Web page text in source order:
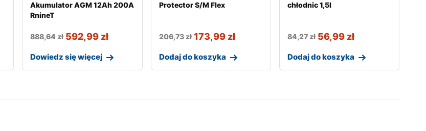
Akumulator AGM 12Ah 200A
RnineT
888,64zł 592,99 zł
Dowiedz się więcej
Protector S/M Flex
206,73zł 173,99 zł
Dodaj do koszyka
chłodnic 1,5l
84,27zł 56,99 zł
Dodaj do koszyka